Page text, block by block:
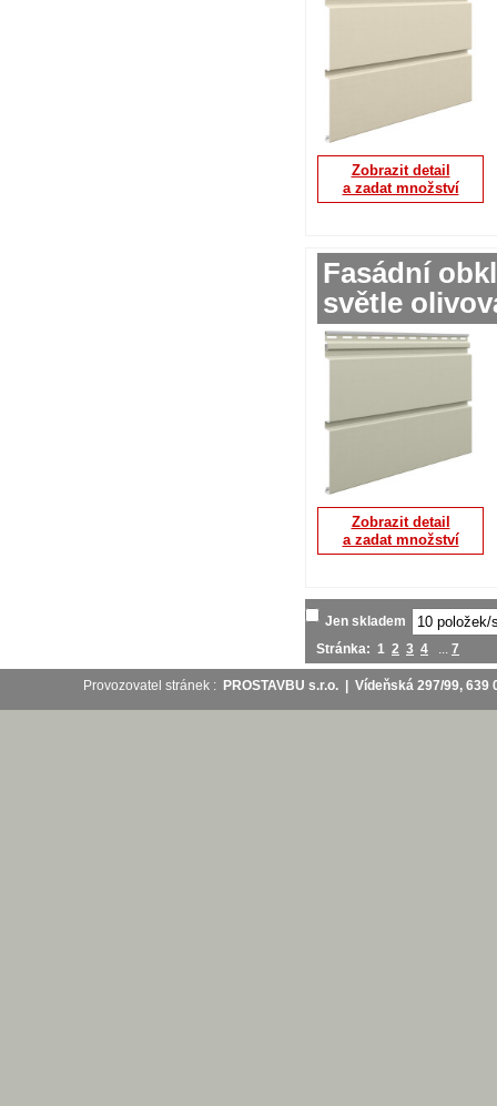
Zobrazit detail
a zadat množství
Fasádní
světle
Zobrazit detail
a zadat množství
Jen skladem
Stránka: 1 2 3 4 7
Provozovatel stránek : PROSTAVBU s.r.o. | Vídeňská 297/99,